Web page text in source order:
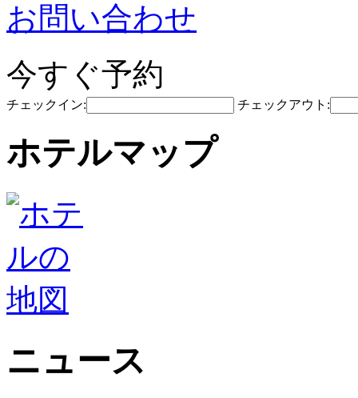
お問い合わせ
今すぐ予約
チェックイン: チェックアウト:
ホテルマップ
ニュース